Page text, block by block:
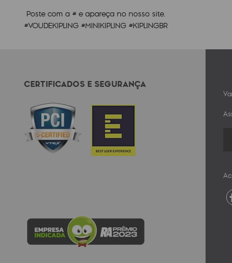
Poste com a # e apareça no nosso site.
#VOUDEKIPLING #MINIKIPLING #KIPLINGBR
CERTIFICADOS E SEGURANÇA